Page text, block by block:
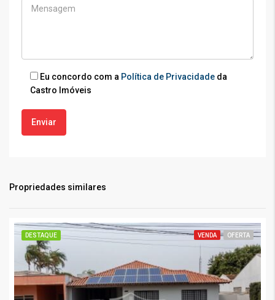
Eu concordo com a Política de Privacidade da
Castro Imóveis
Propriedades similares
DESTAQUE VENDA OFERTA